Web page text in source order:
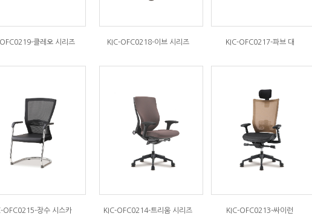
클레오 시리즈 KIC-OFC0218-이브 시리즈 KIC-OFC0217-파브 대
OFC0215-장수 시스카 KIC-OFC0214-트리움 시리즈 KIC-OFC0213-싸이런